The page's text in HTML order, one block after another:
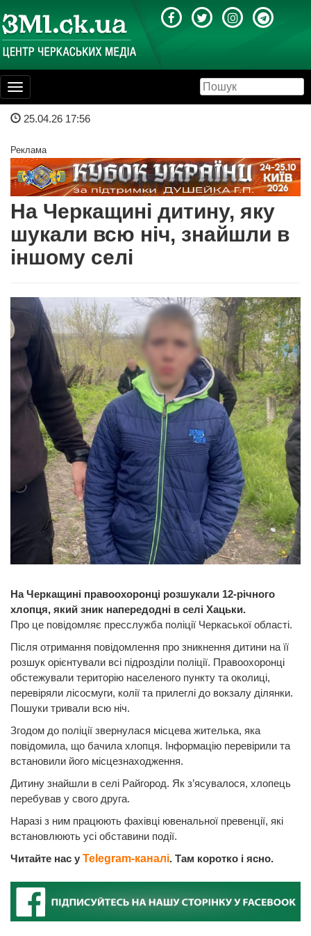
Toggle
navigation
25.04.26 17:56
Реклама
На Черкащині дитину, яку
шукали всю ніч, знайшли в
іншому селі
На Черкащині правоохоронці розшукали 12-річного
хлопця, який зник напередодні в селі Хацьки.
Про це повідомляє пресслужба поліції Черкаської області.
Після отримання повідомлення про зникнення дитини на її
розшук орієнтували всі підрозділи поліції. Правоохоронці
обстежували територію населеного пункту та околиці,
перевіряли лісосмуги, колії та прилеглі до вокзалу ділянки.
Пошуки тривали всю ніч.
Згодом до поліції звернулася місцева жителька, яка
повідомила, що бачила хлопця. Інформацію перевірили та
встановили його місцезнаходження.
Дитину знайшли в селі Райгород. Як з’ясувалося, хлопець
перебував у свого друга.
Наразі з ним працюють фахівці ювенальної превенції, які
встановлюють усі обставини події.
Читайте нас у Telegram-каналі. Там коротко і ясно.